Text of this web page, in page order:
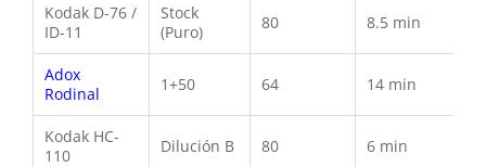
Kodak D-76 /
ID-11
Stock
(Puro)
80 8.5 min
Adox
Rodinal
1+50 64 14 min
Kodak HC-
110
Dilución B 80 6 min